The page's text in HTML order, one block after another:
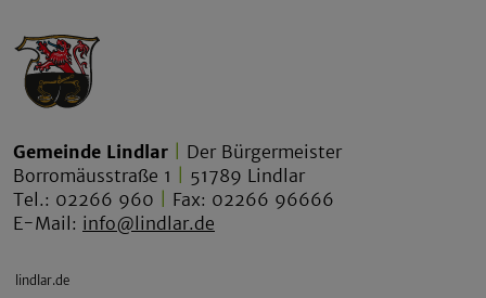
Gemeinde Lindlar
Der Bürgermeister
Borromäusstraße 1
51789 Lindlar
Tel.: 02266 960
Fax: 02266 96666
E-Mail: info@lindlar.de
lindlar.de